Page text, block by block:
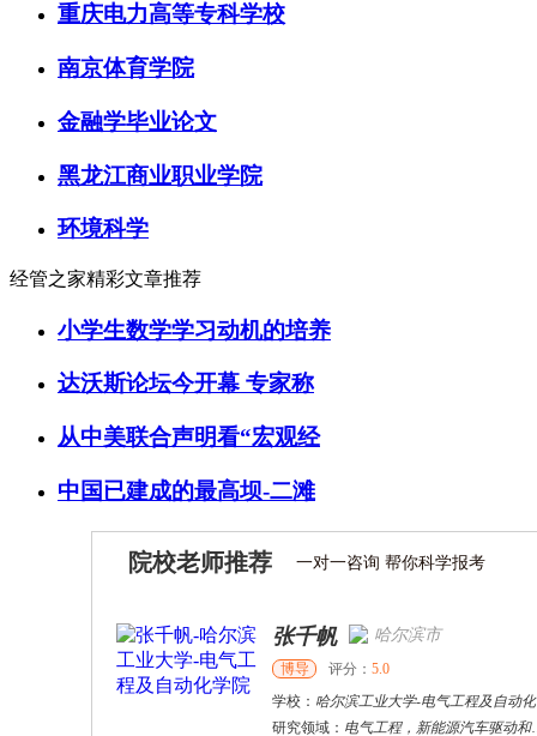
重庆电力高等专科学校
南京体育学院
金融学毕业论文
黑龙江商业职业学院
环境科学
经管之家精彩文章推荐
小学生数学学习动机的培养
达沃斯论坛今开幕 专家称
从中美联合声明看“宏观经
中国已建成的最高坝-二滩
院校老师推荐 一对一咨询 帮你科学报考
张千帆 哈尔滨市
博导 评分： 5.0
学校： 哈尔滨工业大学-电气工程及自动化学院
研究领域： 电气工程，新能源汽车驱动和充电